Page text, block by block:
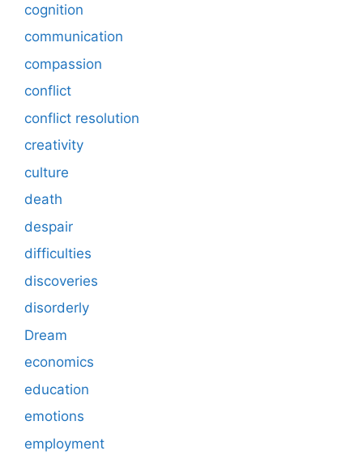
cognition
communication
compassion
conflict
conflict resolution
creativity
culture
death
despair
difficulties
discoveries
disorderly
Dream
economics
education
emotions
employment